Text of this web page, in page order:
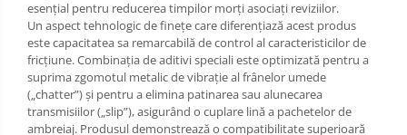
esențial pentru reducerea timpilor morți asociați reviziilor.
Un aspect tehnologic de finețe care diferențiază acest produs
este capacitatea sa remarcabilă de control al caracteristicilor de
fricțiune. Combinația de aditivi speciali este optimizată pentru a
suprima zgomotul metalic de vibrație al frânelor umede
(„chatter”) și pentru a elimina patinarea sau alunecarea
transmisiilor („slip”), asigurând o cuplare lină a pachetelor de
ambreiaj. Produsul demonstrează o compatibilitate superioară